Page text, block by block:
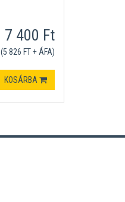
7 400 Ft
(5 826 FT + ÁFA)
KOSÁRBA